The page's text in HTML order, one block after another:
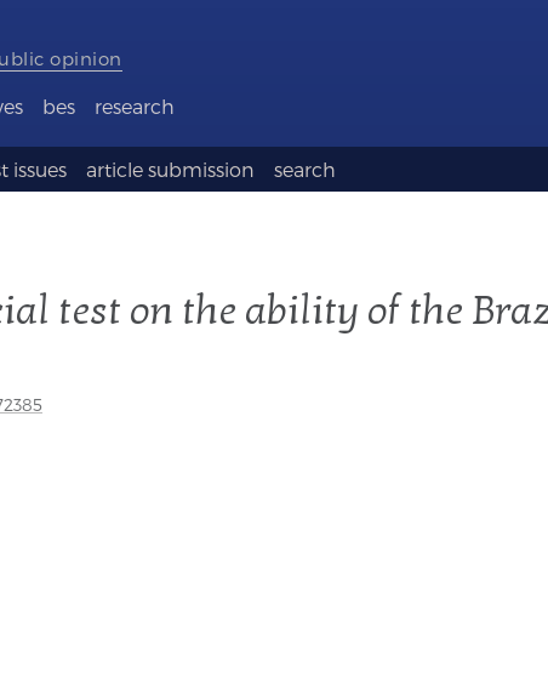
opinion
issues article submission search
bes research
test on the ability of the